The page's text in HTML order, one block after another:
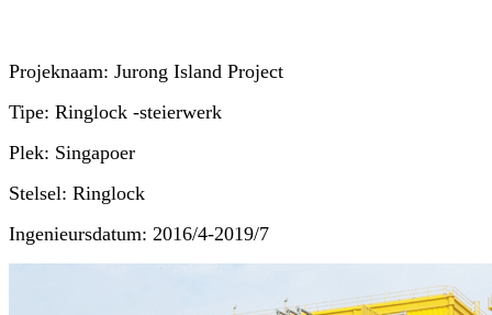
Projeknaam: Jurong Island Project
Tipe: Ringlock -steierwerk
Plek: Singapoer
Stelsel: Ringlock
Ingenieursdatum: 2016/4-2019/7